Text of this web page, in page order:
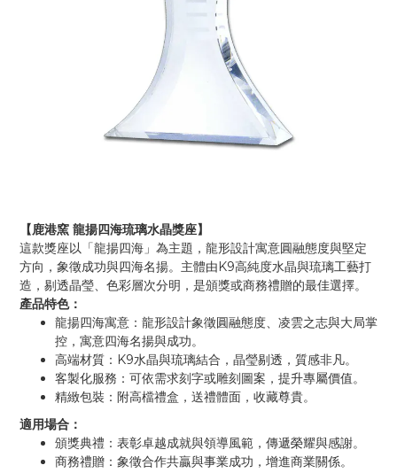
【鹿港窯 龍揚四海琉璃水晶獎座】
這款獎座以「龍揚四海」為主題，龍形設計寓意圓融態度與堅定
方向，象徵成功與四海名揚。主體由 K9高純度水晶與琉璃工藝打
造，剔透晶瑩、色彩層次分明，是頒獎或商務禮贈的最佳選擇。
產品特色：
龍揚四海寓意：龍形設計象徵圓融態度、凌雲之志與大局掌
控，寓意四海名揚與成功。
高端材質： K9水晶與琉璃結合，晶瑩剔透，質感非凡。
客製化服務：可依需求刻字或雕刻圖案，提升專屬價值。
精緻包裝：附高檔禮盒，送禮體面，收藏尊貴。
適用場合：
頒獎典禮：表彰卓越成就與領導風範，傳遞榮耀與感謝。
商務禮贈：象徵合作共贏與事業成功，增進商業關係。